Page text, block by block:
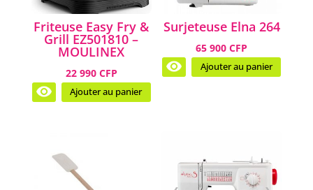
Friteuse Easy Fry &
Grill EZ501810 –
MOULINEX
22 990 CFP
Ajouter au panier
Surjeteuse Elna 264
65 900 CFP
Ajouter au panier